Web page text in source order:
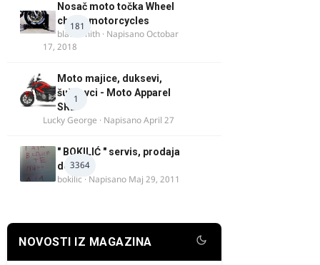
181
Nosač moto točka Wheel
chock motorcycles
blacksmith · NapisanoOctobar
17, 2018
1
Moto majice, duksevi,
šuškavci - Moto Apparel
SRB
Lucky George · NapisanoApril 27
3364
" BOKILIĆ " servis, prodaja
delova
bokilic · Napisano Maj 29, 2011
NOVOSTI IZ MAGAZINA